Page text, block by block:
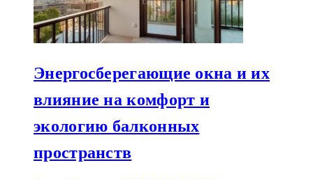
Энергосберегающие окна и их
влияние на комфорт и
экологию балконных
пространств